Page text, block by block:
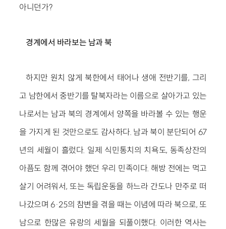
아니던가?
경계에서 바라보는 남과 북
하지만 원치 않게 북한에서 태어나 생애 전반기를, 그리
고 남한에서 중반기를 탈북자라는 이름으로 살아가고 있는
나로서는 남과 북의 경계에서 양쪽을 바라볼 수 있는 행운
을 가지게 된 것만으로도 감사하다. 남과 북이 분단되어 67
년의 세월이 흘렀다. 일제 식민통치의 치욕도, 동족상잔의
아픔도 함께 겪어야 했던 우리 민족이다. 해방 전에는 먹고
살기 어려워서, 또는 독립운동을 하느라 간도나 만주로 떠
나갔으며 6·25의 참변을 겪을 때는 이념에 따라 북으로, 또
남으로 한많은 유랑의 세월을 되풀이했다. 이러한 역사는